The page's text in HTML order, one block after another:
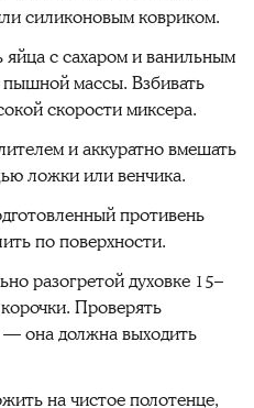
силиконовым ковриком.
яйца с сахаром и ванильным
пышной массы. Взбивать
скорости миксера.
и аккуратно вмешать
ложки или венчика.
противень
по поверхности.
разогретой духовке 15–
Проверять
— она должна выходить
на чистое полотенце,